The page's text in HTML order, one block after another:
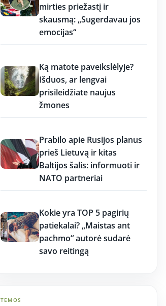
mirties priežastį ir
skausmą: „Sugerdavau jos
emocijas“
Ką matote paveikslėlyje?
Išduos, ar lengvai
prisileidžiate naujus
žmones
Prabilo apie Rusijos planus
prieš Lietuvą ir kitas
Baltijos šalis: informuoti ir
NATO partneriai
Kokie yra TOP 5 pagirių
patiekalai? „Maistas ant
pachmo“ autorė sudarė
savo reitingą
TEMOS